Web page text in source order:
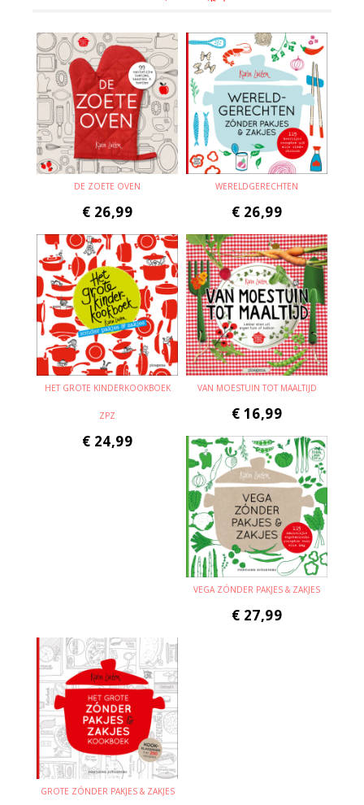
DE ZOETE OVEN
€ 26,99
WERELDGERECHTEN
€ 26,99
HET GROTE KINDERKOOKBOEK
ZPZ
€ 24,99
VAN MOESTUIN TOT MAALTIJD
€ 16,99
VEGA ZÓNDER PAKJES & ZAKJES
€ 27,99
GROTE ZÓNDER PAKJES & ZAKJES